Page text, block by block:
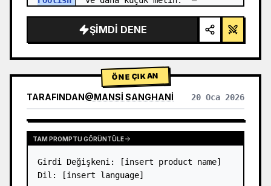
ŞIMDI DENE
ÖNE ÇIKAN
TARAFINDAN@MANSI SANGHANI 20 Oca 2026
DIĞER MODELLERIN SONUÇLARINI GÖRÜNTÜLE
TAM PROMPTU GÖRÜNTÜLE
Girdi Değişkeni: [insert product name]
Dil: [insert language]